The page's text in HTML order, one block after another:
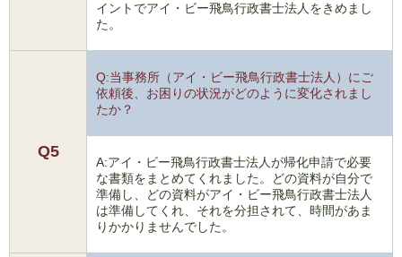
イントでアイ・ビー飛鳥行政書士法人をきめまし
た。
Q5
Q:当事務所（アイ・ビー飛鳥行政書士法人）にご
依頼後、お困りの状況がどのように変化されまし
たか？
A:アイ・ビー飛鳥行政書士法人が帰化申請で必要
な書類をまとめてくれました。どの資料が自分で
準備し、どの資料がアイ・ビー飛鳥行政書士法人
は準備してくれ、それを分担されて、時間があま
りかかりませんでした。